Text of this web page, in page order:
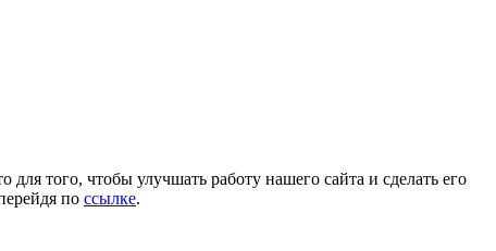
того, чтобы улучшать работу нашего сайта и сделать его
по ссылке.